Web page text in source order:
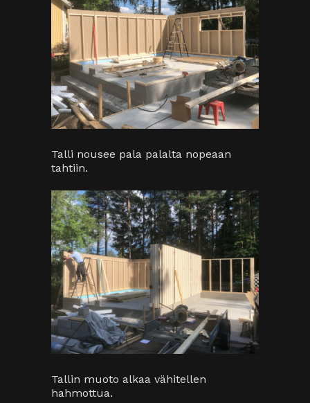
Talli nousee pala palalta nopeaan
tahtiin.
Tallin muoto alkaa vähitellen
hahmottua.